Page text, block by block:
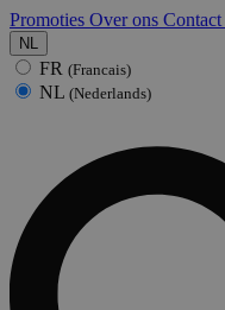
Promoties Over ons Contact
NL
FR (Francais)
NL (Nederlands)